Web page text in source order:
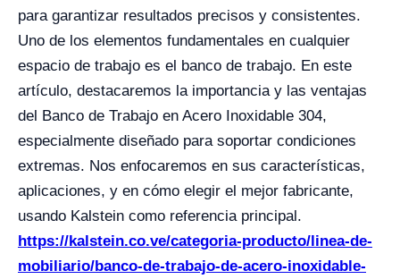
para garantizar resultados precisos y consistentes.
Uno de los elementos fundamentales en cualquier
espacio de trabajo es el banco de trabajo. En este
artículo, destacaremos la importancia y las ventajas
del Banco de Trabajo en Acero Inoxidable 304,
especialmente diseñado para soportar condiciones
extremas. Nos enfocaremos en sus características,
aplicaciones, y en cómo elegir el mejor fabricante,
usando Kalstein como referencia principal.
https://kalstein.co.ve/categoria-producto/linea-de-
mobiliario/banco-de-trabajo-de-acero-inoxidable-